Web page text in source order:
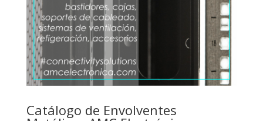
Catálogo de Envolventes